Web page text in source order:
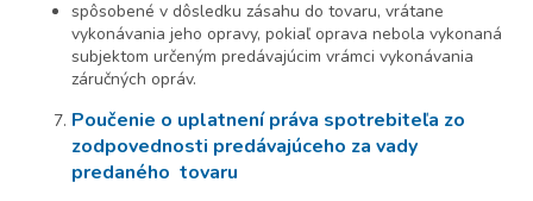
spôsobené v dôsledku zásahu do tovaru, vrátane
vykonávania jeho opravy, pokiaľ oprava nebola vykonaná
subjektom určeným predávajúcim vrámci vykonávania
záručných opráv.
Poučenie o uplatnení práva spotrebiteľa zo
zodpovednosti predávajúceho za vady
predaného tovaru